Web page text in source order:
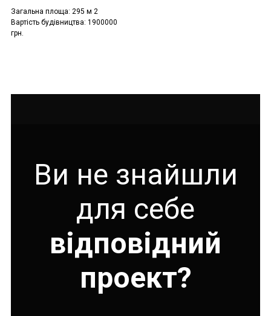
Загальна площа: 295 м 2
Вартість будівництва: 1900000
грн.
Ви не знайшли
для себе
відповідний
проект?